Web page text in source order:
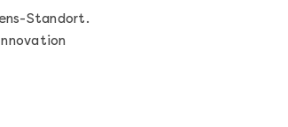
Standort.